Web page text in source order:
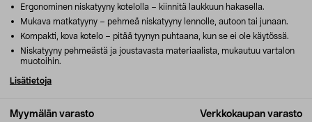
Myymälän varasto Verkkokaupan varasto
Ergonominen niskatyyny kotelolla – kiinnitä laukkuun hakasella.
Mukava matkatyyny – pehmeä niskatyyny lennolle, autoon tai junaan.
Kompakti, kova kotelo – pitää tyynyn puhtaana, kun se ei ole käytössä.
Niskatyyny pehmeästä ja joustavasta materiaalista, mukautuu vartalon
muotoihin.
Lisätietoja